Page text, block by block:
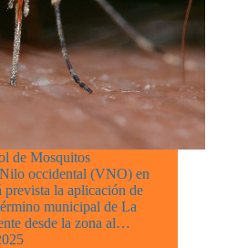
de Mosquitos
occidental (VNO) en
la aplicación de
municipal de La
desde la zona al…